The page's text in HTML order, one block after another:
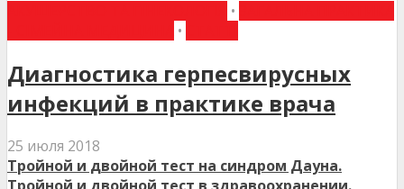
•
•
Диагностика герпесвирусных
инфекций в практике врача
25 июля 2018
Тройной и двойной тест на синдром Дауна.